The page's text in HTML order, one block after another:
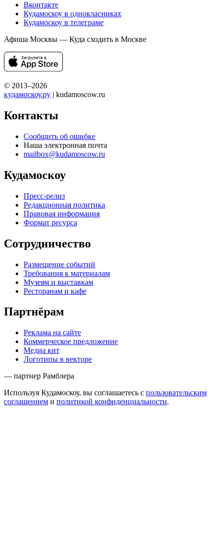
Вконтакте
Кудамоскоу в однокласниках
Кудамоскоу в телеграме
Афиша Москвы — Куда сходить в Москве
© 2013–2026
кудамоскоу.ру | kudamoscow.ru
Контакты
Сообщить об ошибке
Наша электронная почта
mailbox@kudamoscow.ru
Кудамоскоу
Пресс-релиз
Редакционная политика
Правовая информация
Формат ресурса
Сотрудничество
Размещение событий
Требования к материалам
Музеям и выставкам
Ресторанам и кафе
Партнёрам
Реклама на сайте
Коммерческое предложение
Медиа кит
Логотипы в векторе
— партнер Рамблера
Используя Кудамоскоу, вы соглашаетесь с пользовательским
соглашением и политикой конфиденциальности.